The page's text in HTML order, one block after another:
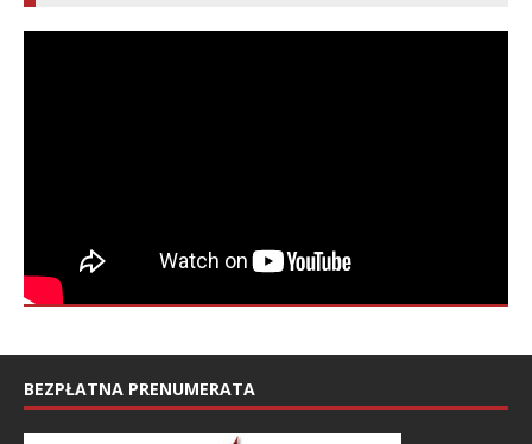
BEZPŁATNA PRENUMERATA